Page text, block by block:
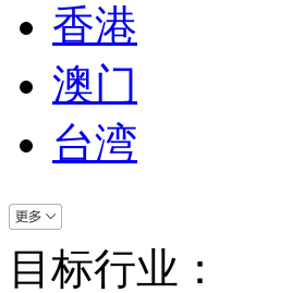
香港
澳门
台湾
目标行业：